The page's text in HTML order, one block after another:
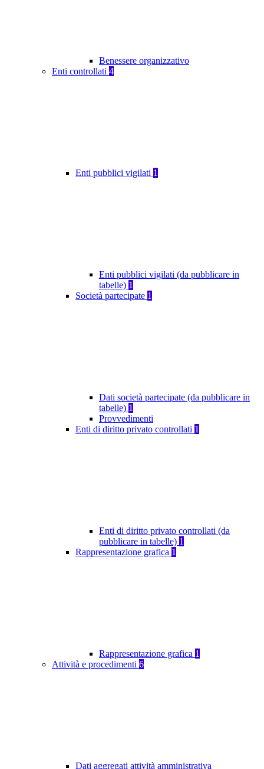
Benessere organizzativo
Enti controllati 4
Enti pubblici vigilati 1
Enti pubblici vigilati (da pubblicare in
tabelle) 1
Società partecipate 1
Dati società partecipate (da pubblicare in
tabelle) 1
Provvedimenti
Enti di diritto privato controllati 1
Enti di diritto privato controllati (da
pubblicare in tabelle) 1
Rappresentazione grafica 1
Rappresentazione grafica 1
Attività e procedimenti 6
Dati aggregati attività amministrativa